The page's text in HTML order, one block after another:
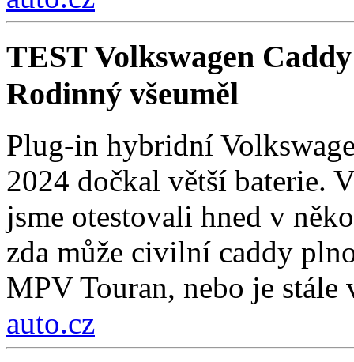
TEST Volkswagen
Rodinný všeuměl
Plug-in hybridní
2024 dočkal větší baterie.
jsme otestovali hned v
zda může civilní caddy
MPV Touran, nebo je
auto.cz